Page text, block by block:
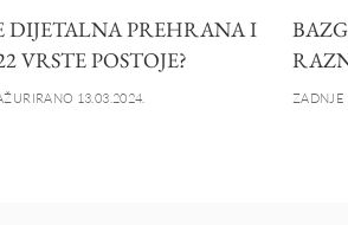
DIJETALNA PREHRANA I
VRSTE POSTOJE?
13.03.2024. ZADNJE